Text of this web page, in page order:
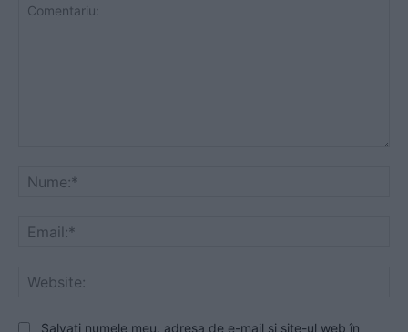
Salvați numele meu, adresa de e-mail și site-ul web în